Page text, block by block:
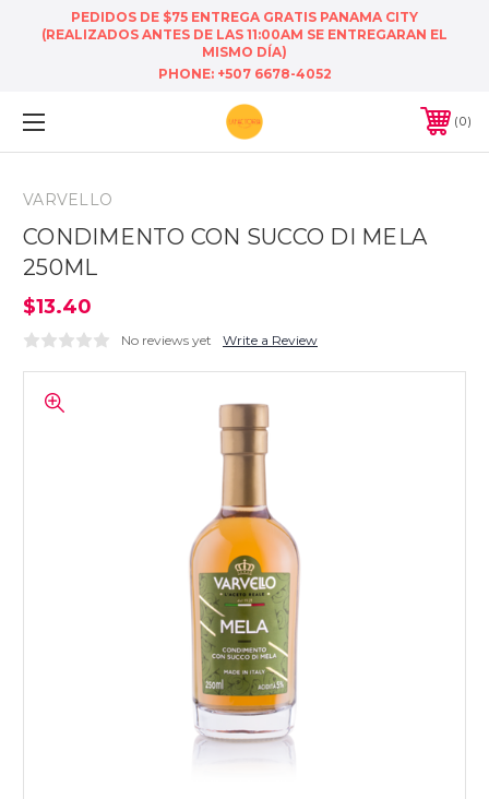
PEDIDOS DE $75 ENTREGA GRATIS PANAMA CITY
(REALIZADOS ANTES DE LAS 11:00AM SE ENTREGARAN EL
MISMO DÍA)
PHONE: +507 6678-4052
0
VARVELLO
CONDIMENTO CON SUCCO DI MELA
250ML
$13.40
No reviews yet Write a Review